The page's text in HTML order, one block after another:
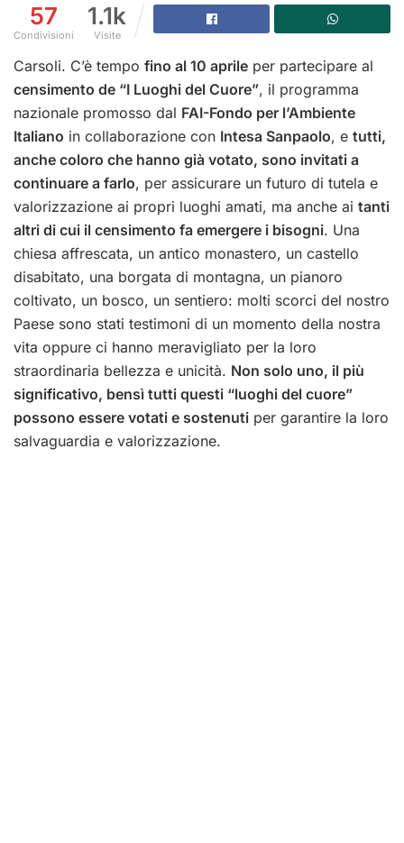
57
Condivisioni
1.1k
Visite
Carsoli. C’è tempo fino al 10 aprile per partecipare al
censimento de “I Luoghi del Cuore”, il programma
nazionale promosso dal FAI-Fondo per l’Ambiente
Italiano in collaborazione con Intesa Sanpaolo, e tutti,
anche coloro che hanno già votato, sono invitati a
continuare a farlo, per assicurare un futuro di tutela e
valorizzazione ai propri luoghi amati, ma anche ai tanti
altri di cui il censimento fa emergere i bisogni. Una
chiesa affrescata, un antico monastero, un castello
disabitato, una borgata di montagna, un pianoro
coltivato, un bosco, un sentiero: molti scorci del nostro
Paese sono stati testimoni di un momento della nostra
vita oppure ci hanno meravigliato per la loro
straordinaria bellezza e unicità. Non solo uno, il più
significativo, bensì tutti questi “luoghi del cuore”
possono essere votati e sostenuti per garantire la loro
salvaguardia e valorizzazione.